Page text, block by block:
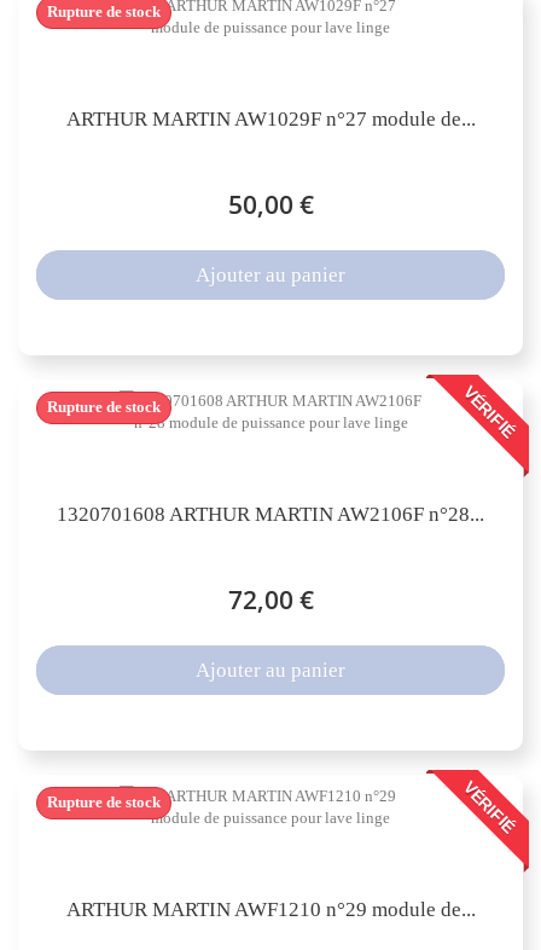
ARTHUR MARTIN AW1029F n°27 module de...
50,00 €
Rupture de stock
Ajouter au panier
VÉRIFIÉ
1320701608 ARTHUR MARTIN AW2106F n°28...
72,00 €
Rupture de stock
Ajouter au panier
VÉRIFIÉ
ARTHUR MARTIN AWF1210 n°29 module de...
Rupture de stock